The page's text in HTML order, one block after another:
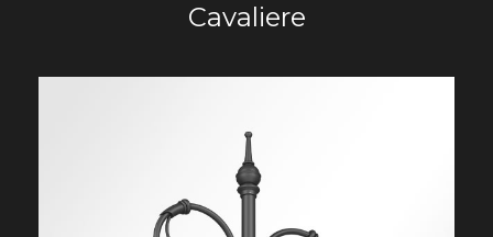
Cavaliere